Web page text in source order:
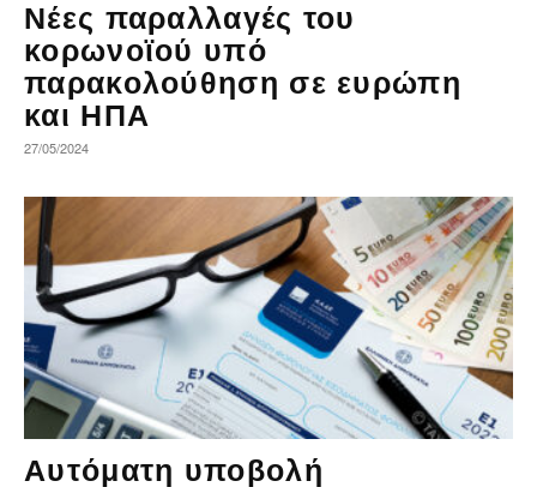
Νέες παραλλαγές του
κορωνοϊού υπό
παρακολούθηση σε ευρώπη
και ΗΠΑ
27/05/2024
Αυτόματη υποβολή